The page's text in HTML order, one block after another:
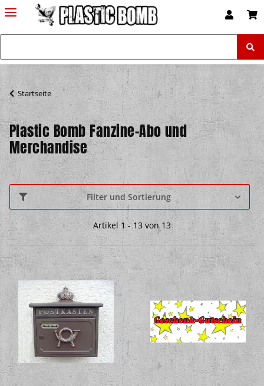
Startseite
Plastic Bomb Fanzine-Abo und
Merchandise
Filter und Sortierung
Artikel 1 - 13 von 13